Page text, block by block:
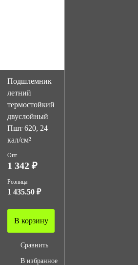
Подшлемник
летний
термостойкий
двуслойный
Пшт 620, 24
кал/см²
Опт
1 342 ₽
Розница
1 435.50 ₽
В корзину
Сравнить
В избранное